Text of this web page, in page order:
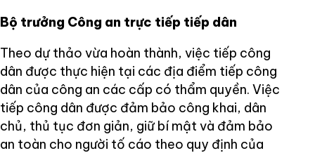
Bộ trưởng Công an trực tiếp tiếp dân
Theo dự thảo vừa hoàn thành, việc tiếp công
dân được thực hiện tại các địa điểm tiếp công
dân của công an các cấp có thẩm quyền. Việc
tiếp công dân được đảm bảo công khai, dân
chủ, thủ tục đơn giản, giữ bí mật và đảm bảo
an toàn cho người tố cáo theo quy định của